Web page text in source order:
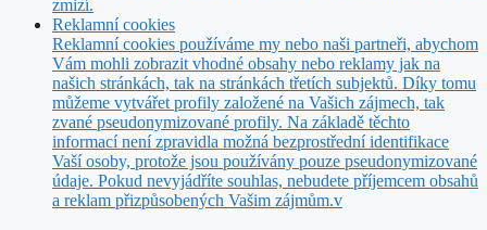
zmizí.
Reklamní cookies
Reklamní cookies používáme my nebo naši partneři, abychom
Vám mohli zobrazit vhodné obsahy nebo reklamy jak na
našich stránkách, tak na stránkách třetích subjektů. Díky tomu
můžeme vytvářet profily založené na Vašich zájmech, tak
zvané pseudonymizované profily. Na základě těchto
informací není zpravidla možná bezprostřední identifikace
Vaší osoby, protože jsou používány pouze pseudonymizované
údaje. Pokud nevyjádříte souhlas, nebudete příjemcem obsahů
a reklam přizpůsobených Vašim zájmům.v